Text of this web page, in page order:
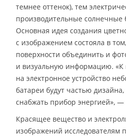
темнее оттенок), тем
производительные
Основная идея создания
с изображением состояла в
поверхности объединить и
и визуальную информацию. «К
на электронное устройство
батареи будут частью
снабжать прибор энергией», —
Красящее вещество и
изображений исследователям